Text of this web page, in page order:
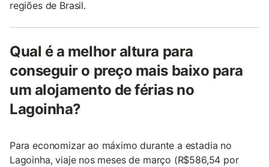
regiões de Brasil.
Qual é a melhor altura para
conseguir o preço mais baixo para
um alojamento de férias no
Lagoinha?
Para economizar ao máximo durante a estadia no
Lagoinha, viaje nos meses de março (R$586,54 por